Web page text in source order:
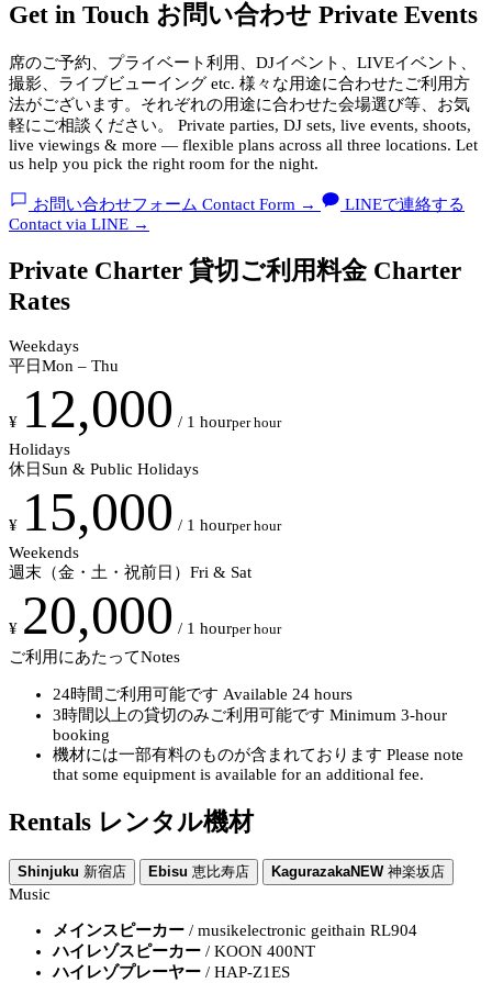
Get in Touch お問い合わせ Private Events
席のご予約、プライベート利用、DJイベント、LIVEイベント、
撮影、ライブビューイング etc. 様々な用途に合わせたご利用方
法がございます。それぞれの用途に合わせた会場選び等、お気
軽にご相談ください。
Private parties, DJ sets, live events, shoots,
live viewings & more — flexible plans across all three locations. Let
us help you pick the right room for the night.
お問い合わせフォーム Contact Form →
LINEで連絡する
Contact via LINE →
Private Charter 貸切ご利用料金 Charter
Rates
Weekdays
平日Mon – Thu
¥ 12,000 / 1 hourper hour
Holidays
休日 Sun & Public Holidays
¥ 15,000 / 1 hourper hour
Weekends
週末（金・土・祝前日） Fri & Sat
¥ 20,000 / 1 hourper hour
ご利用にあたってNotes
24時間ご利用可能です Available 24 hours
3時間以上の貸切のみご利用可能です Minimum 3-hour
booking
機材には一部有料のものが含まれております Please note
that some equipment is available for an additional fee.
Rentals レンタル機材
Shinjuku 新宿店 Ebisu 恵比寿店 KagurazakaNEW 神楽坂店
Music
メインスピーカー / musikelectronic geithain RL904
ハイレゾスピーカー / KOON 400NT
ハイレゾプレーヤー / HAP-Z1ES